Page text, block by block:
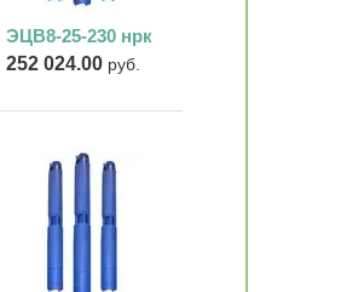
ЭЦВ8-25-230 нрк
252 024.00 руб.